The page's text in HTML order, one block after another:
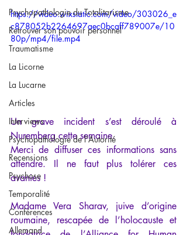
Psychopathologie du Totalitarisme
Retrouver son pouvoir personnel
Traumatisme
La Licorne
La Lucarne
Articles
Interviews
Psychopathologie de l'Autorité
Recensions
Psychose
Temporalité
Conférences
Allemand
https://video.wixstatic.com/video/303026_e
c878052b2264697aec0bcaff789007e/10
80p/mp4/file.mp4
Un grave incident s’est déroulé à
Nuremberg cette semaine.
Merci de diffuser ces informations sans
attendre. Il ne faut plus tolérer ces
avanies !
Madame Vera Sharav, juive d’origine
roumaine, rescapée de l’holocauste et